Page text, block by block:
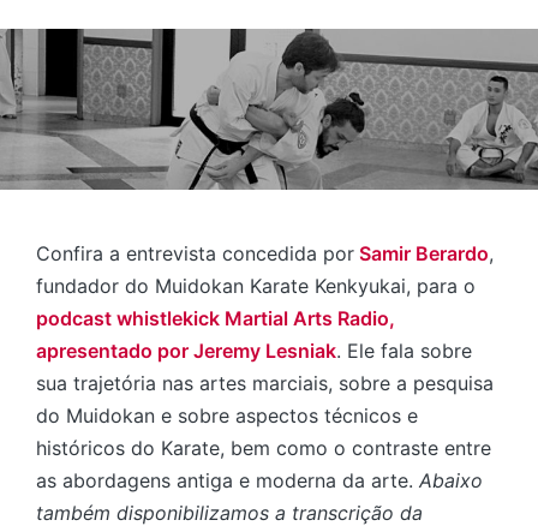
Confira a entrevista concedida por Samir Berardo,
fundador do Muidokan Karate Kenkyukai, para o
podcast whistlekick Martial Arts Radio,
apresentado por Jeremy Lesniak. Ele fala sobre
sua trajetória nas artes marciais, sobre a pesquisa
do Muidokan e sobre aspectos técnicos e
históricos do Karate, bem como o contraste entre
as abordagens antiga e moderna da arte. Abaixo
também disponibilizamos a transcrição da